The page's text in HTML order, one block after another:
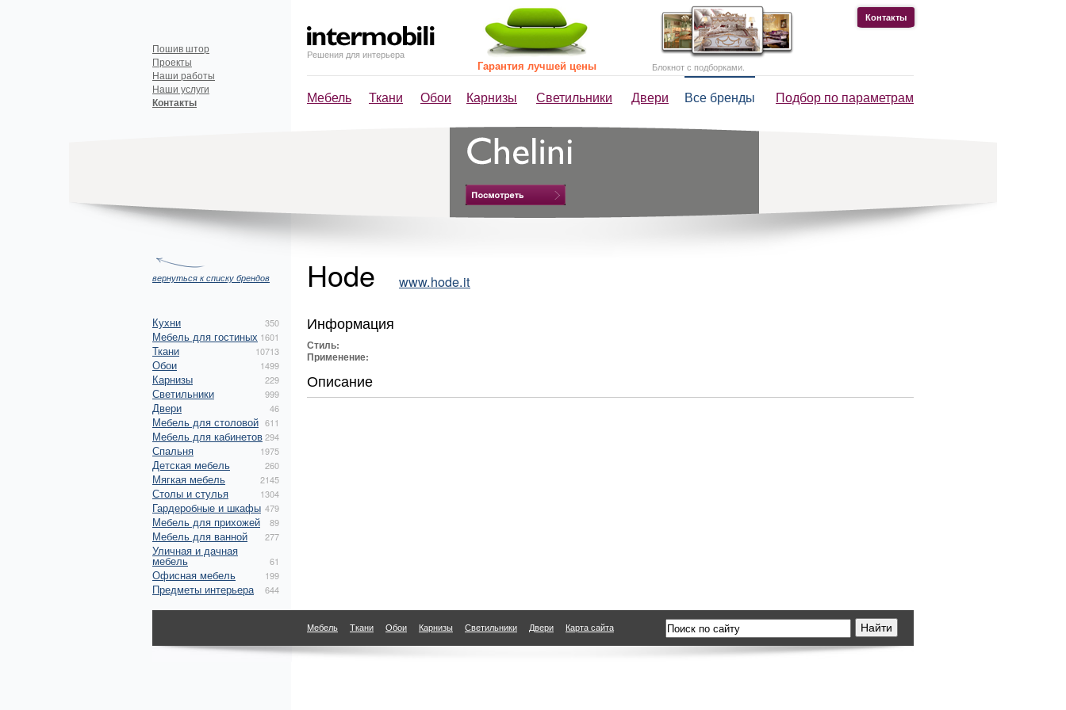
Решения для интерьера
Мебель Ткани Обои Карнизы Светильники Двери Все бренды Подбор по параметрам
Пошив штор
Проекты
Наши работы
Наши услуги
Контакты
Контакты
Гарантия лучшей цены Блокнот с подборками.
вернуться к списку брендов
Кухни 350
Мебель для гостиных 1601
Ткани 10713
Обои 1499
Карнизы 229
Светильники 999
Двери 46
Мебель для столовой 611
Мебель для кабинетов294
Спальня 1975
Детская мебель 260
Мягкая мебель 2145
Столы и стулья 1304
Гардеробные и шкафы 479
Мебель для прихожей 89
Мебель для ванной 277
Уличная и дачная
мебель 61
Офисная мебель 199
Предметы интерьера 644
Hode www.hode.it
Информация
Стиль:
Применение:
Описание
Мебель Ткани Обои Карнизы Светильники Двери Карта сайта